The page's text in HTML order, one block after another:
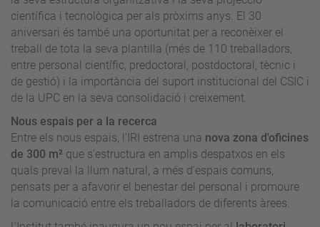
científica i tecnològica per als pròxims anys. El 30
aniversari és també una oportunitat per a reconèixer el
treball de tota la seva plantilla (més de 110 treballadors,
entre personal científic, predoctoral, postdoctoral, tècnic i
de gestió) i la importància del suport institucional del CSIC i
de la UPC en la seva consolidació i creixement.
Nous espais per a la recerca
Entre els nous espais, l’IRI estrena una nova zona d'oficines
de 300 m² que s'estructura en amplis despatxos en els
quals preval la llum natural, a més d'espais comuns,
pensats per a afavorir el benestar del personal i promoure
la comunicació entre els treballadors de diferents àrees.